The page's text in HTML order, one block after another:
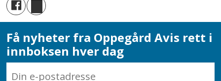
Få nyheter fra Oppegård Avis rett i
innboksen hver dag